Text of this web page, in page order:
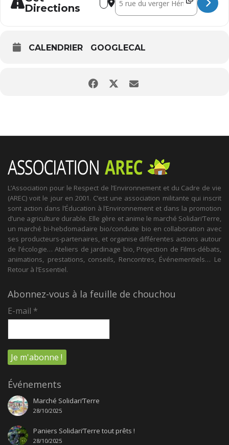
Directions
CALENDRIER GOOGLECAL
L’Association pour le Respect de l’Environnement et du Cadre de vie
(AREC) voit le jour en 2001. C’est une association militante qui inscrit
sont action dans l’Éducation à l’Environnement et dans la promotion
d’une agriculture durable. Elle gère et anime le marché Solidari’Terre,
un marché bi-hebdomadaire bio/conduite bio en collaboration avec
ses producteurs-partenaires, et organise différentes actions autour
de l’écologie… Ateliers de jardinage bio, Projection de Films-débats,
animations, prestations, conseils, Rencontres, Événementiels… Le
Retour à l’Essentiel.
Abonnez-vous à la feuille de chouchou
E-mail *
Événements
Marché Solidari’Terre
28/10/2025
Paniers Solidari’Terre tout prêts !
28/10/2025